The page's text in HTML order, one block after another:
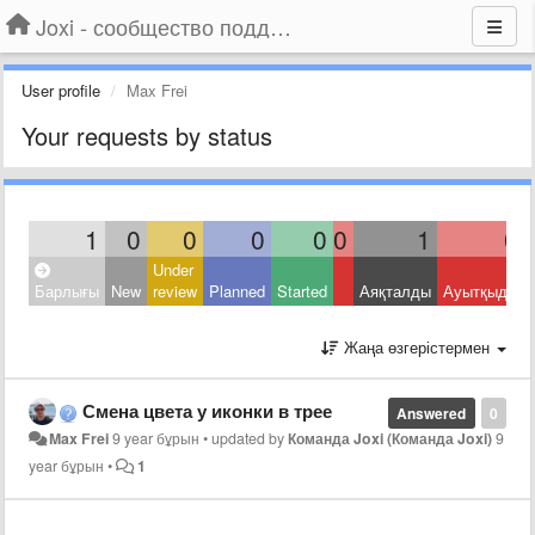
Joxi - сообщество поддержки
User profile Max Frei
Your requests by status
1 0 0 0 0 0 1 0
Барлығы New
Under
review Planned Started Аяқталды Ауытқыды
Жаңа өзгерістермен
0
Answered
Смена цвета у иконки в трее
Max Frei9 year бұрын •updated byКоманда Joxi (Команда Joxi)9
year бұрын • 1